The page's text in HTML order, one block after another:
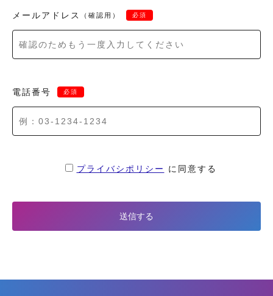
メールアドレス （確認用） 必須
電話番号 必須
プライバシポリシー に同意する